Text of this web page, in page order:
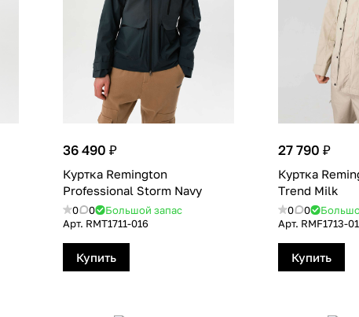
36 490 ₽
Куртка Remington
Professional Storm Navy
0 0
Большой запас
Арт. RMT1711-016
Купить
27 790 ₽
Куртка
Тrend Milk
0 0
Арт. RMF1713-
Купить